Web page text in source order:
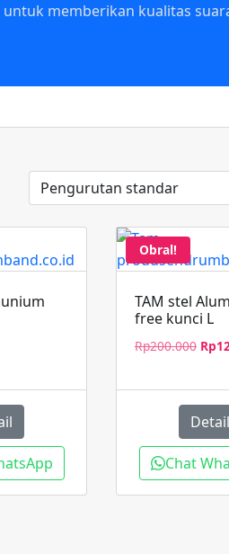
memberikan kualitas
Obral!
TAM stel
free kunci L
Rp200.000 Rp
Detail
Chat